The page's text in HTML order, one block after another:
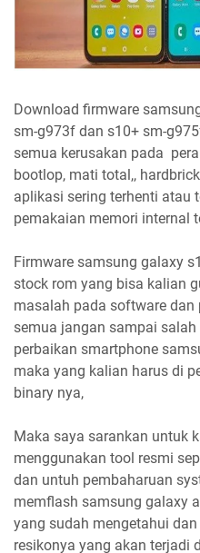
Download firmware
sm-g973f dan s10+ sm-
semua kerusakan pada
bootlop, mati total,,
aplikasi sering terhenti atau
pemakaian memori internal
Firmware samsung galaxy
stock rom yang bisa kalian
masalah pada software
semua jangan sampai
perbaikan smartphone
maka yang kalian harus di
binary nya,
Maka saya sarankan untuk
menggunakan tool resmi
dan untuh pembaharuan
memflash samsung galaxy
yang sudah mengetahui
resikonya yang akan terjadi